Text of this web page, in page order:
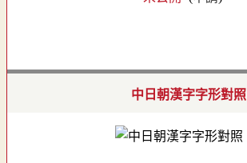
中日朝漢字字形對照